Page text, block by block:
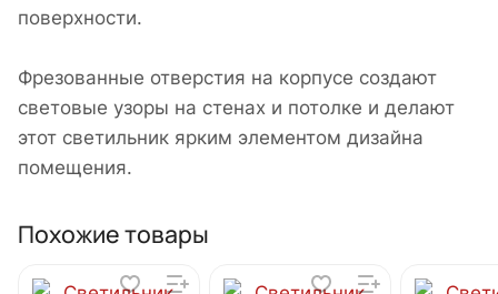
поверхности.
Фрезованные отверстия на корпусе создают
световые узоры на стенах и потолке и делают
этот светильник ярким элементом дизайна
помещения.
Похожие товары